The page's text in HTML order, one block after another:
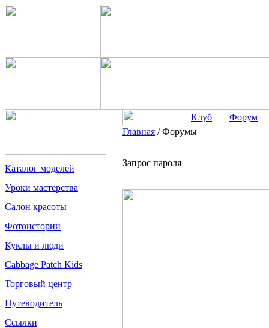
Каталог моделей
Уроки мастерства
Салон красоты
Фотоистории
Куклы и люди
Cabbage Patch Kids
Торговый центр
Путеводитель
Ссылки
Клуб
Форум
Главная /Форумы
Запрос пароля